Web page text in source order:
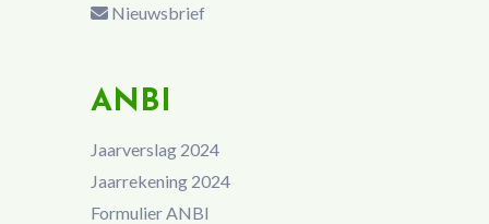
Nieuwsbrief
ANBI
Jaarverslag 2024
Jaarrekening 2024
Formulier ANBI